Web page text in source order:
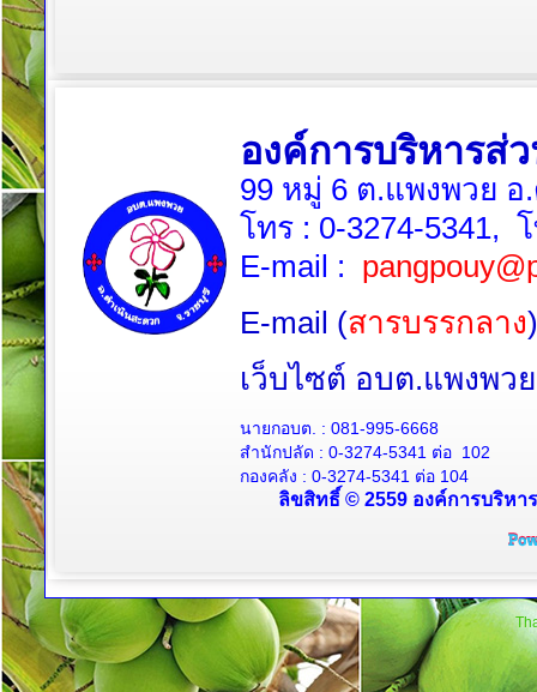
องค์การบริหารส่
99 หมู่ 6 ต.แพงพวย
โทร : 0-3274-5341,
E-mail :
E-mail (สารบรรกลาง
เว็บไซต์ อบต.แพง
นายกอบต. : 081-995-6668
สำนักปลัด : 0-3274-5341 ต่อ 102
กองคลัง : 0-3274-5341 ต่อ 104
ลิขสิทธิ์ © 2559 องค์การบริหา